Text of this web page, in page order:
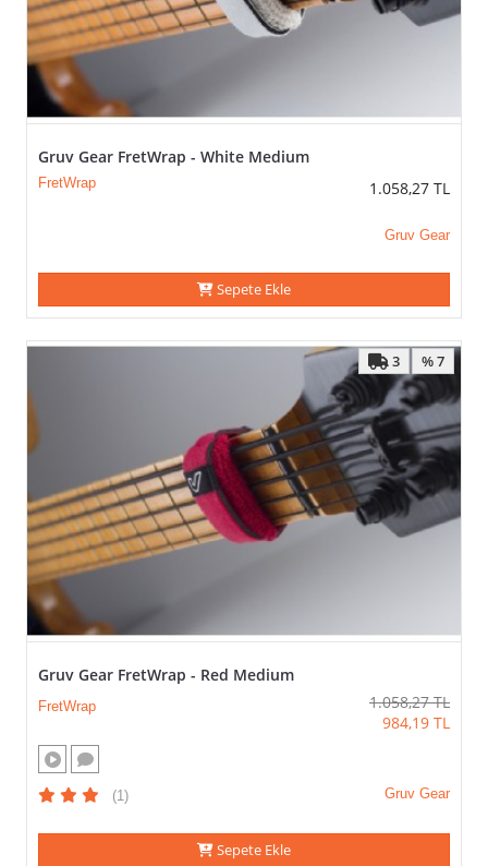
Gruv Gear FretWrap - White Medium
FretWrap 1.058,27 TL
Gruv Gear
Sepete Ekle
% 7
3
Gruv Gear FretWrap - Red Medium
FretWrap 1.058,27 TL
984,19 TL
(1) Gruv Gear
Sepete Ekle